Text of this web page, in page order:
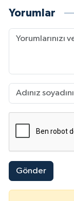
Yorumlar
Gönder